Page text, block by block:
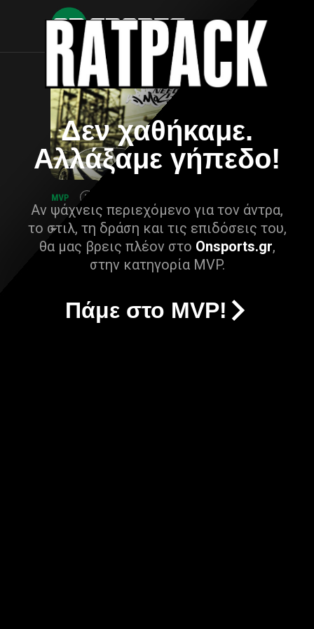
Δεν χαθήκαμε.
Αλλάξαμε γήπεδο!
Αν ψάχνεις περιεχόμενο για τον άντρα,
το στιλ, τη δράση και τις επιδόσεις του,
θα μας βρεις πλέον στο Onsports.gr,
στην κατηγορία MVP.
Πάμε στο MVP!